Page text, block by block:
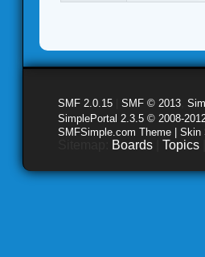
SMF 2.0.15 SMF © 2013
SimplePortal 2.3.5 © 2008-
SMFSimple.com Theme | Skin
Boards Topics